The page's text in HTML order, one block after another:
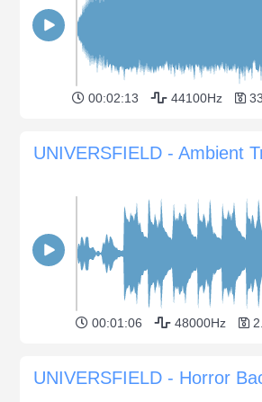
00:02:13 44100Hz
UNIVERSFIELD - Ambient
00:01:06 48000Hz